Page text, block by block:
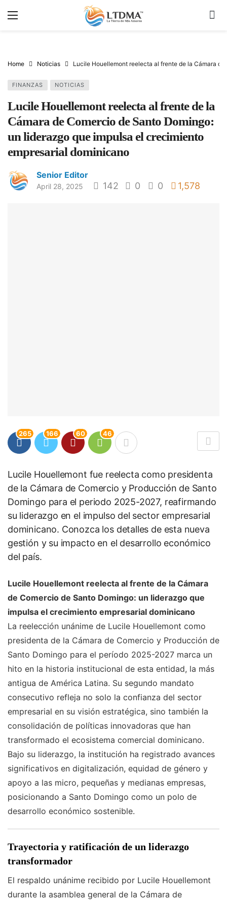
Home Noticias Lucile Houellemont reelecta al frente de la Cámara
FINANZAS NOTICIAS
Lucile Houellemont reelecta al frente de la
Cámara de Comercio de Santo Domingo:
un liderazgo que impulsa el crecimiento
empresarial dominicano
Senior Editor
April 28, 2025 142 0 0 1,578
265 166 60 46
Lucile Houellemont fue reelecta como presidenta
de la Cámara de Comercio y Producción de Santo
Domingo para el periodo 2025-2027, reafirmando
su liderazgo en el impulso del sector empresarial
dominicano. Conozca los detalles de esta nueva
gestión y su impacto en el desarrollo económico
del país.
Lucile Houellemont reelecta al frente de la Cámara
de Comercio de Santo Domingo: un liderazgo que
impulsa el crecimiento empresarial dominicano
La reelección unánime de Lucile Houellemont como
presidenta de la Cámara de Comercio y Producción de
Santo Domingo para el período 2025-2027 marca un
hito en la historia institucional de esta entidad, la más
antigua de América Latina. Su segundo mandato
consecutivo refleja no solo la confianza del sector
empresarial en su visión estratégica, sino también la
consolidación de políticas innovadoras que han
transformado el ecosistema comercial dominicano.
Bajo su liderazgo, la institución ha registrado avances
significativos en digitalización, equidad de género y
apoyo a las micro, pequeñas y medianas empresas,
posicionando a Santo Domingo como un polo de
desarrollo económico sostenible.
Trayectoria y ratificación de un liderazgo
transformador
El respaldo unánime recibido por Lucile Houellemont
durante la asamblea general de la Cámara de